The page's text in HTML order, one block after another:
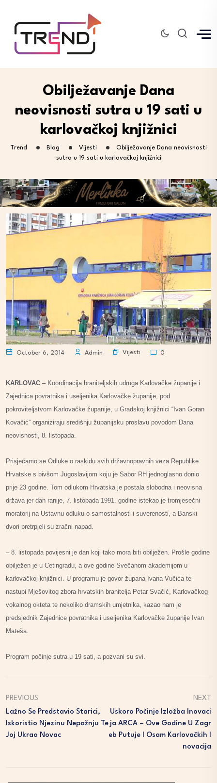
Obilježavanje Dana
neovisnosti sutra u 19 sati u
karlovačkoj knjižnici
Trend Blog Vijesti
Obilježavanje Dana neovisnosti
sutra u 19 sati u karlovačkoj knjižnici
October 6, 2014 Admin Vijesti 0
KARLOVAC – Koordinacija braniteljskih udruga Karlovačke županije i
Zajednica povratnika i useljenika Karlovačke županije, pod
pokroviteljstvom Karlovačke županije, u Gradskoj knjižnici “Ivan Goran
Kovačić” organiziraju središnju županijsku proslavu povodom Dana
neovisnosti, 8. listopada.
Prisjećamo se Odluke o raskidu svih državnopravnih veza Republike
Hrvatske s bivšom Jugoslavijom koju je Sabor RH jednoglasno donio
prije 23 godine. Tom odlukom Hrvatska je postala slobodna i neovisna
država jer dan ranije, 7. listopada 1991. godine istekao je tromjesečni
moratorij na Ustavnu odluku o samostalnosti i suverenosti, a Banski
dvori pretrpjeli su zračni napad.
– 8. listopada povijesni je dan koji tako mora biti obilježen. Prošle godine
obilježen je u Cetingradu, a ove godine Svečanom akademijom u
karlovačkoj knjižnici. U programu je govor župana Ivana Vučića te
nastupi Mješovitog zbora hrvatskih branitelja Petar Svačić, Karlovačkog
vokalnog okteta te nekoliko dramskih umjetnika, kazao nam je
predsjednik Zajednice povratnika i useljenika Karlovačke županije Ivan
Mateša.
Program počinje sutra u 19 sati, a pozvani su svi.
PREVIOUS
Lažno Se Predstavio Starici,
Iskoristio Njezinu Nepažnju Te
Joj Ukrao Novac
NEXT
Uskoro Počinje Izložba Inovaci
Ja ARCA – Ove Godine U Zagr
Eb Putuje I Osam Karlovačkih I
Novacija